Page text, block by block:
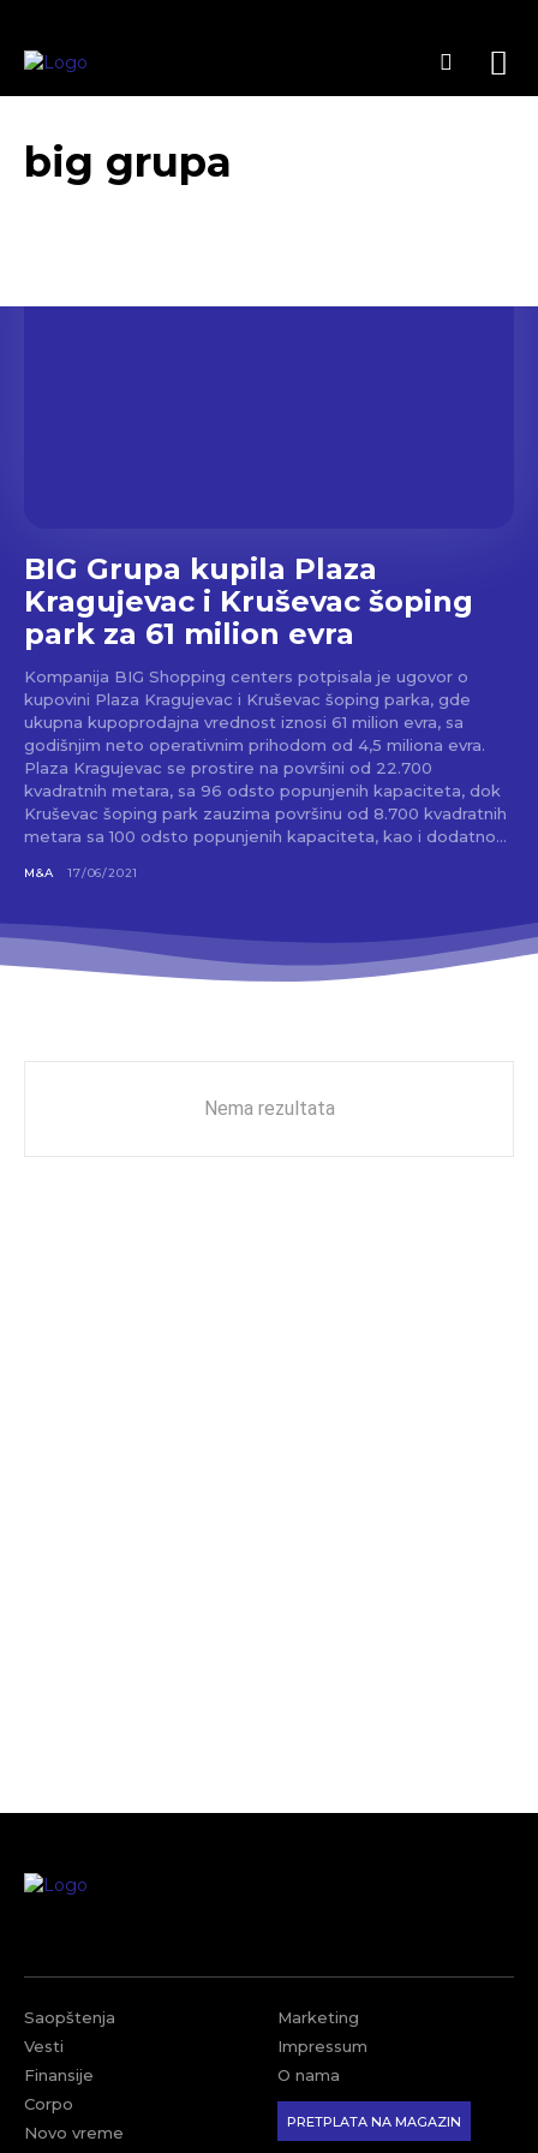
big grupa
BIG Grupa kupila Plaza
Kragujevac i Kruševac šoping
park za 61 milion evra
Kompanija BIG Shopping centers potpisala je ugovor o
kupovini Plaza Kragujevac i Kruševac šoping parka, gde
ukupna kupoprodajna vrednost iznosi 61 milion evra, sa
godišnjim neto operativnim prihodom od 4,5 miliona evra.
Plaza Kragujevac se prostire na površini od 22.700
kvadratnih metara, sa 96 odsto popunjenih kapaciteta, dok
Kruševac šoping park zauzima površinu od 8.700 kvadratnih
metara sa 100 odsto popunjenih kapaciteta, kao i dodatno...
M&A 17/06/2021
Nema rezultata
Saopštenja
Vesti
Finansije
Corpo
Novo vreme
Marketing
Impressum
O nama
PRETPLATA NA MAGAZIN